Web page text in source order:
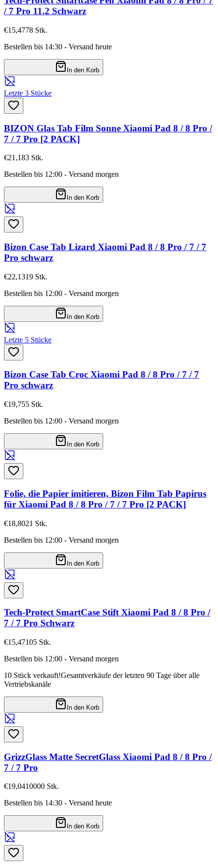
/ 7 Pro 11.2 Schwarz
€15,4778 Stk.
Bestellen bis 14:30 - Versand heute
In den Korb
Letzte 3 Stücke
BIZON Glas Tab Film Sonne Xiaomi Pad 8 / 8 Pro /
7 / 7 Pro [2 PACK]
€21,183 Stk.
Bestellen bis 12:00 - Versand morgen
In den Korb
Bizon Case Tab Lizard Xiaomi Pad 8 / 8 Pro / 7 / 7
Pro schwarz
€22,1319 Stk.
Bestellen bis 12:00 - Versand morgen
In den Korb
Letzte 5 Stücke
Bizon Case Tab Croc Xiaomi Pad 8 / 8 Pro / 7 / 7
Pro schwarz
€19,755 Stk.
Bestellen bis 12:00 - Versand morgen
In den Korb
Folie, die Papier imitieren, Bizon Film Tab Papirus
für Xiaomi Pad 8 / 8 Pro / 7 / 7 Pro [2 PACK]
€18,8021 Stk.
Bestellen bis 12:00 - Versand morgen
In den Korb
Tech-Protect SmartCase Stift Xiaomi Pad 8 / 8 Pro /
7 / 7 Pro Schwarz
€15,47105 Stk.
Bestellen bis 12:00 - Versand morgen
10 Stück verkauft!Gesamtverkäufe der letzten 90 Tage über alle
Vertriebskanäle
In den Korb
GrizzGlass Matte SecretGlass Xiaomi Pad 8 / 8 Pro /
7 / 7 Pro
€19,0410000 Stk.
Bestellen bis 14:30 - Versand heute
In den Korb